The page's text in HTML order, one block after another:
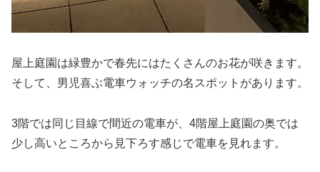
屋上庭園は緑豊かで春先にはたくさんのお花が咲きます。
そして、男児喜ぶ電車ウォッチの名スポットがあります。
3階では同じ目線で間近の電車が、4階屋上庭園の奥では
少し高いところから見下ろす感じで電車を見れます。